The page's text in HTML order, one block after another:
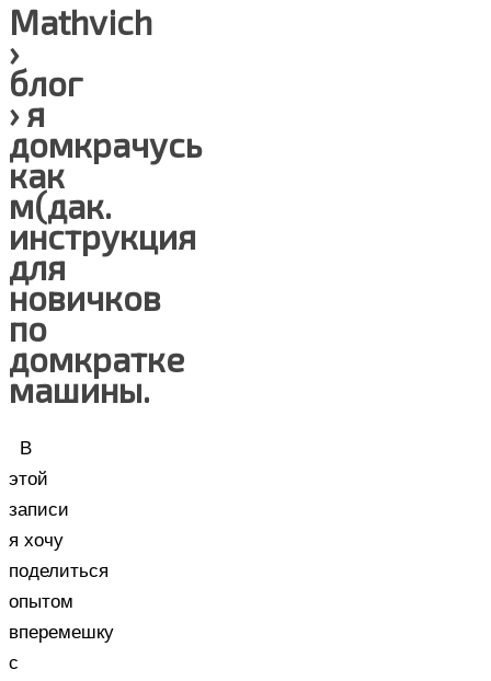
Mathvich
›
блог
› я
домкрачусь
как
м(дак.
инструкция
для
новичков
по
домкратке
машины.
В
этой
записи
я хочу
поделиться
опытом
вперемешку
с